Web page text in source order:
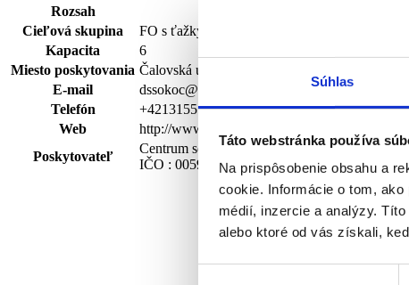
Súhlas
Táto webstránka používa
Na prispôsobenie obsahu a
cookie. Informácie o tom,
médií, inzercie a analýzy.
alebo ktoré od vás získali,
Rozsah
Cieľová skupina
FO s ťažkým zdravotným postihnutím alebo
Kapacita
6
Miesto poskytovania Čalovská ulica 1015/38, 93028 Okoč
E-mail
dssokoc@zupa-tt.sk
Telefón
+421315558102
Web
http://www.dssokoc.sk
Poskytovateľ
Centrum sociálnych služieb Okoč – Opatovský
IČO : 00596485